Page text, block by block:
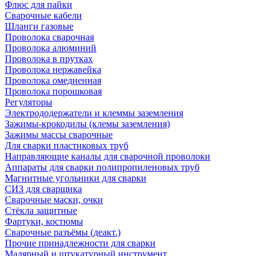
Флюс для пайки
Сварочные кабели
Шланги газовые
Проволока сварочная
Проволока алюминий
Проволока в прутках
Проволока нержавейка
Проволока омедненная
Проволока порошковая
Регуляторы
Электрододержатели и клеммы заземления
Зажимы-крокодилы (клемы заземления)
Зажимы массы сварочные
Для сварки пластиковых труб
Направляющие каналы для сварочной проволоки
Аппараты для сварки полипропиленовых труб
Магнитные угольники для сварки
СИЗ для сварщика
Сварочные маски, очки
Стёкла защитные
Фартуки, костюмы
Сварочные разъёмы (деакт.)
Прочие принадлежности для сварки
Малярный и штукатурный инструмент